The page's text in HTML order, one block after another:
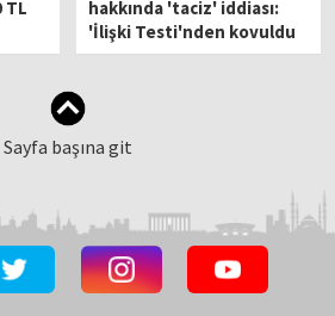
TL
hakkında 'taciz' iddiası:
'İlişki Testi'nden kovuldu
Sayfa başına git